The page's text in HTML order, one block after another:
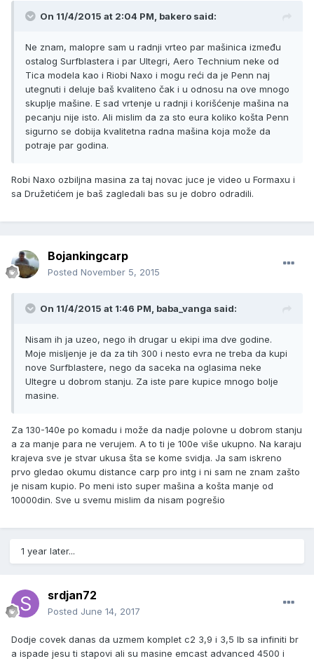
On 11/4/2015 at 2:04 PM, bakero said:
Ne znam, malopre sam u radnji vrteo par mašinica između
ostalog Surfblastera i par Ultegri, Aero Technium neke od
Tica modela kao i Riobi Naxo i mogu reći da je Penn naj
utegnuti i deluje baš kvaliteno čak i u odnosu na ove mnogo
skuplje mašine. E sad vrtenje u radnji i korišćenje mašina na
pecanju nije isto. Ali mislim da za sto eura koliko košta Penn
sigurno se dobija kvalitetna radna mašina koja može da
potraje par godina.
Robi Naxo ozbiljna masina za taj novac juce je video u Formaxu i
sa Družetićem je baš zagledali bas su je dobro odradili.
Bojankingcarp
Posted November 5, 2015
On 11/4/2015 at 1:46 PM, baba_vanga said:
Nisam ih ja uzeo, nego ih drugar u ekipi ima dve godine.
Moje misljenje je da za tih 300 i nesto evra ne treba da kupi
nove Surfblastere, nego da saceka na oglasima neke
Ultegre u dobrom stanju. Za iste pare kupice mnogo bolje
masine.
Za 130-140e po komadu i može da nadje polovne u dobrom stanju
a za manje para ne verujem. A to ti je 100e više ukupno. Na karaju
krajeva sve je stvar ukusa šta se kome svidja. Ja sam iskreno
prvo gledao okumu distance carp pro intg i ni sam ne znam zašto
je nisam kupio. Po meni isto super mašina a košta manje od
10000din. Sve u svemu mislim da nisam pogrešio
1 year later...
srdjan72
Posted June 14, 2017
Dodje covek danas da uzmem komplet c2 3,9 i 3,5 lb sa infiniti br
a ispade jesu ti stapovi ali su masine emcast advanced 4500 i